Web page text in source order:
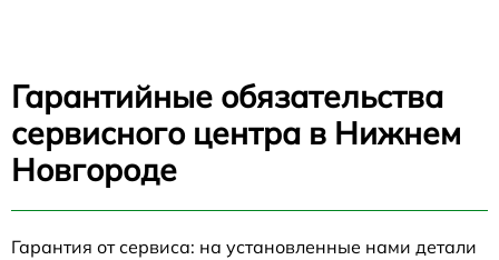
Гарантийные обязательства
сервисного центра в Нижнем
Новгороде
Гарантия от сервиса: на установленные нами детали